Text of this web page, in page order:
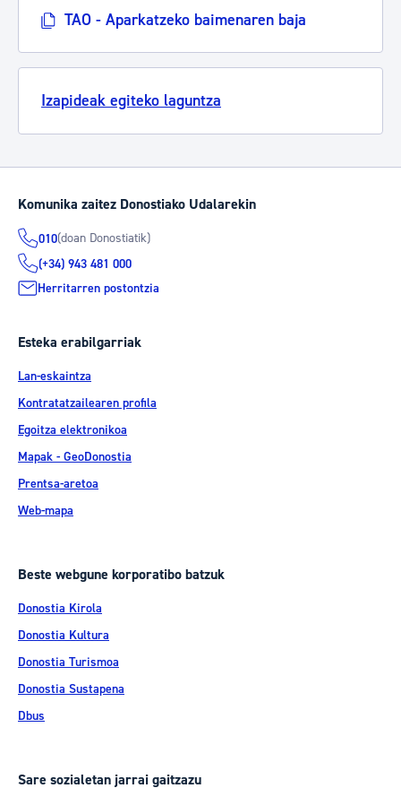
TAO - Aparkatzeko baimenaren baja
Izapideak egiteko laguntza
Komunika zaitez Donostiako Udalarekin
010(doan Donostiatik)
(+34) 943 481 000
Herritarren postontzia
Esteka erabilgarriak
Lan-eskaintza
Kontratatzailearen profila
Egoitza elektronikoa
Mapak - GeoDonostia
Prentsa-aretoa
Web-mapa
Beste webgune korporatibo batzuk
Donostia Kirola
Donostia Kultura
Donostia Turismoa
Donostia Sustapena
Dbus
Sare sozialetan jarrai gaitzazu